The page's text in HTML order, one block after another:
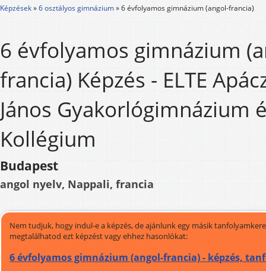
Képzések»6 osztályos gimnázium»6 évfolyamos gimnázium (angol-francia)
6 évfolyamos gimnázium
francia) Képzés - ELTE
János Gyakorlógimnázium
Kollégium
Budapest
angol nyelv, Nappali, francia
Nem tudjuk, hogy indul-e a képzés, de ajánlunk egy másik
megtalálhatod ezt képzést vagy ehhez hasonlókat:
6 évfolyamos gimnázium (angol-francia) - képzés,